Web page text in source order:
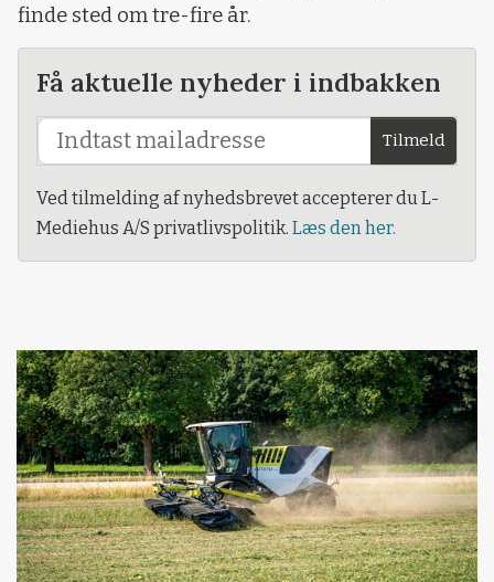
finde sted om tre-fire år.
Få aktuelle nyheder i indbakken
Tilmeld
Ved tilmelding af nyhedsbrevet accepterer du L-
Mediehus A/S privatlivspolitik. Læs den her.